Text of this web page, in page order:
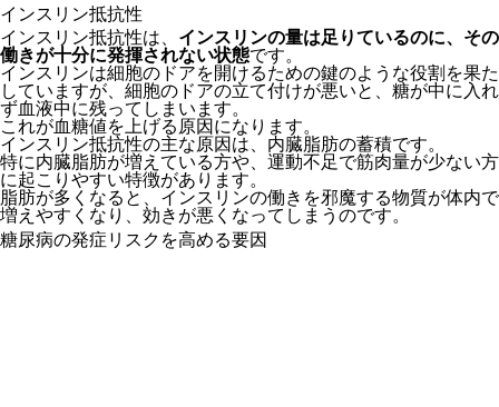
インスリン抵抗性
インスリン抵抗性は、 インスリンの量は足りているのに、その
働きが十分に発揮されない状態です。
インスリンは細胞のドアを開けるための鍵のような役割を果た
していますが、細胞のドアの立て付けが悪いと、糖が中に入れ
ず血液中に残ってしまいます。
これが血糖値を上げる原因になります。
インスリン抵抗性の主な原因は、内臓脂肪の蓄積です。
特に内臓脂肪が増えている方や、運動不足で筋肉量が少ない方
に起こりやすい特徴があります。
脂肪が多くなると、インスリンの働きを邪魔する物質が体内で
増えやすくなり、効きが悪くなってしまうのです。
糖尿病の発症リスクを高める要因